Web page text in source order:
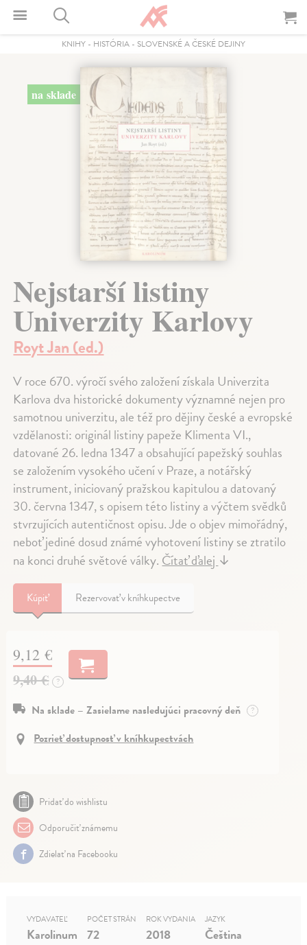
KNIHY - HISTÓRIA - SLOVENSKÉ A ČESKÉ DEJINY
na sklade
Nejstarší listiny
Univerzity Karlovy
Royt Jan (ed.)
V roce 670. výročí svého založení získala Univerzita
Karlova dva historické dokumenty významné nejen pro
samotnou univerzitu, ale též pro dějiny české a evropské
vzdělanosti: originál listiny papeže Klimenta VI.,
datované 26. ledna 1347 a obsahující papežský souhlas
se založením vysokého učení v Praze, a notářský
instrument, iniciovaný pražskou kapitulou a datovaný
30. června 1347, s opisem této listiny a výčtem svědků
stvrzujících autentičnost opisu. Jde o objev mimořádný,
neboť jediné dosud známé vyhotovení listiny se ztratilo
na konci druhé světové války.Čítať ďalej↓
Kúpiť Rezervovať v kníhkupectve
9,12 €
9,40 € ?
Na sklade – Zasielame nasledujúci pracovný deň ?
Pozrieť dostupnosť v kníhkupectvách
Pridať do wishlistu
Odporučiť známemu
Zdielať na Facebooku
VYDAVATEĽ
Karolinum
POČET STRÁN
72
ROK VYDANIA
2018
JAZYK
Čeština